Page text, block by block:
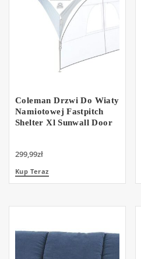
Coleman Drzwi Do Wiaty
Namiotowej Fastpitch
Shelter Xl Sunwall Door
299,99zł
Kup Teraz